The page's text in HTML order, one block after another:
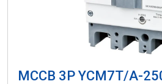
MCCB 3P YCM7T/A-